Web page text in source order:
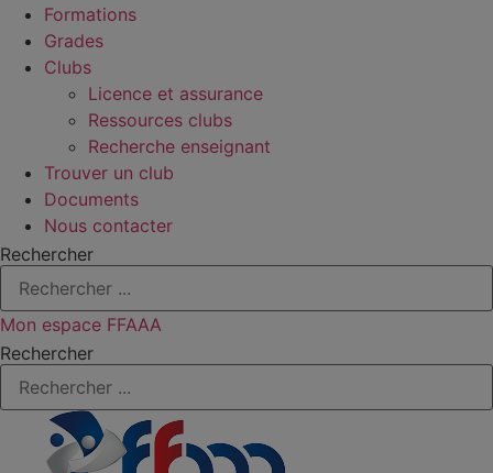
Formations
Grades
Clubs
Licence et assurance
Ressources clubs
Recherche enseignant
Trouver un club
Documents
Nous contacter
Rechercher
Mon espace FFAAA
Rechercher